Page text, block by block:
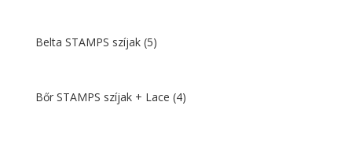
Belta STAMPS szíjak (5)
Bőr STAMPS szíjak + Lace (4)